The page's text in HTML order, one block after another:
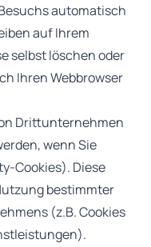
automatisch
auf Ihrem
selbst löschen oder
Ihren Webbrowser
Drittunternehmen
wenn Sie
Cookies). Diese
bestimmter
(z.B. Cookies